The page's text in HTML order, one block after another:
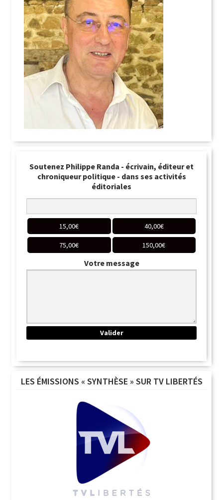
Soutenez Philippe Randa - écrivain, éditeur et
chroniqueur politique - dans ses activités
éditoriales
15,00€ 40,00€
75,00€ 150,00€
Votre message
LES ÉMISSIONS « SYNTHÈSE » SUR TV LIBERTÉS